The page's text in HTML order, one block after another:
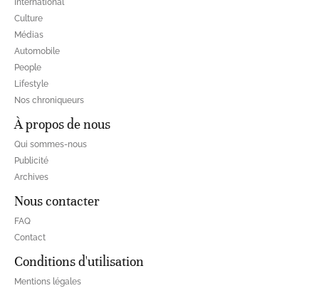
International
Culture
Médias
Automobile
People
Lifestyle
Nos chroniqueurs
À propos de nous
Qui sommes-nous
Publicité
Archives
Nous contacter
FAQ
Contact
Conditions d'utilisation
Mentions légales